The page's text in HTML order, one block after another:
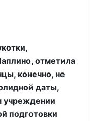
отметила
конечно, не
даты,
учреждении
подготовки